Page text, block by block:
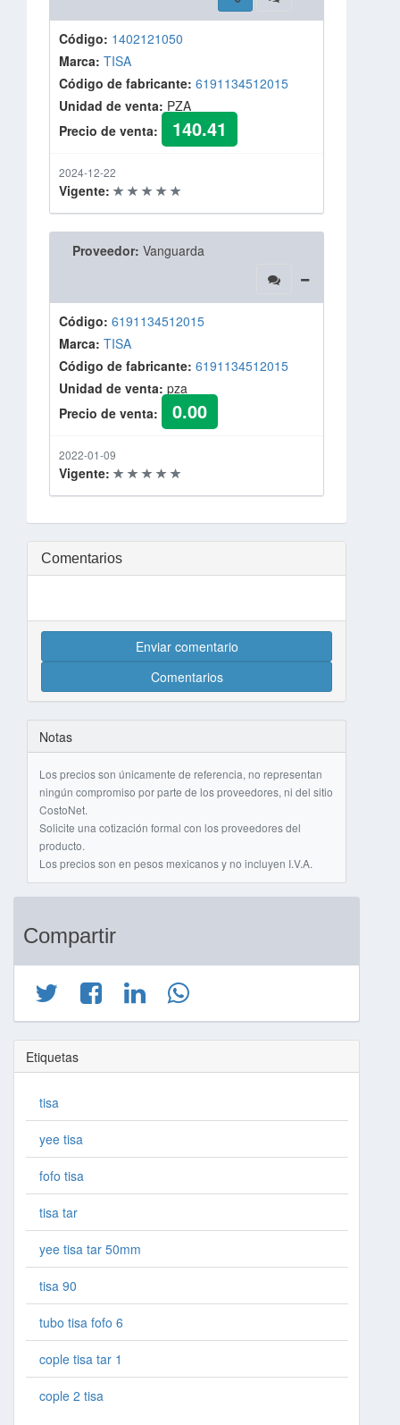
Código: 1402121050
Marca: TISA
Código de fabricante: 6191134512015
Unidad de venta: PZA
Precio de venta:
140.41
2024-12-22
Vigente:
Proveedor: Vanguarda
Código: 6191134512015
Marca: TISA
Código de fabricante: 6191134512015
Unidad de venta: pza
Precio de venta:
0.00
2022-01-09
Vigente:
Comentarios
Enviar comentario
Comentarios
Notas
Los precios son únicamente de referencia, no representan
ningún compromiso por parte de los proveedores, ni del sitio
CostoNet.
Solicite una cotización formal con los proveedores del
producto.
Los precios son en pesos mexicanos y no incluyen I.V.A.
Compartir
Etiquetas
tisa
yee tisa
fofo tisa
tisa tar
yee tisa tar 50mm
tisa 90
tubo tisa fofo 6
cople tisa tar 1
cople 2 tisa